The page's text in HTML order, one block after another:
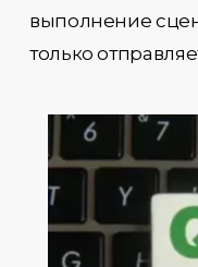
выполнение
только